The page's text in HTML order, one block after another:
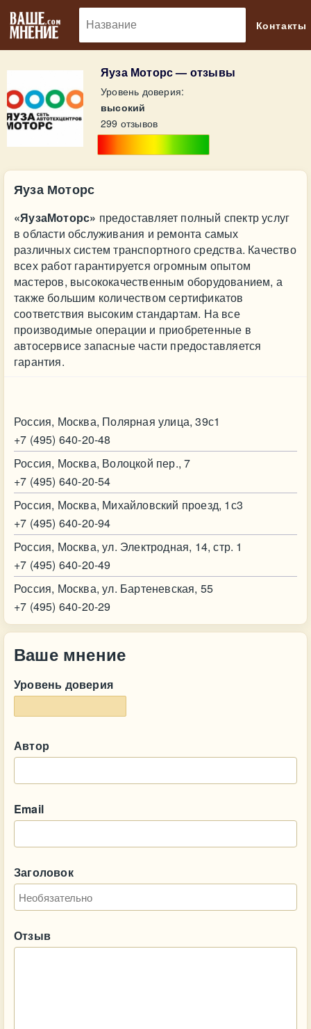
Контакты
Яуза Моторс — отзывы
Уровень доверия:
высокий
299 отзывов
Яуза Моторс
«ЯузаМоторс» предоставляет полный спектр услуг
в области обслуживания и ремонта самых
различных систем транспортного средства. Качество
всех работ гарантируется огромным опытом
мастеров, высококачественным оборудованием, а
также большим количеством сертификатов
соответствия высоким стандартам. На все
производимые операции и приобретенные в
автосервисе запасные части предоставляется
гарантия.
Россия, Москва, Полярная улица, 39с1
+7 (495) 640-20-48
Россия, Москва, Волоцкой пер., 7
+7 (495) 640-20-54
Россия, Москва, Михайловский проезд, 1с3
+7 (495) 640-20-94
Россия, Москва, ул. Электродная, 14, стр. 1
+7 (495) 640-20-49
Россия, Москва, ул. Бартеневская, 55
+7 (495) 640-20-29
Ваше мнение
Уровень доверия
Автор
Email
Заголовок
Отзыв